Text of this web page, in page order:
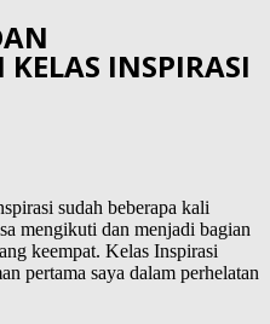
INSPIRASI
sudah beberapa kali
mengikuti dan menjadi bagian
keempat. Kelas Inspirasi
pertama saya dalam perhelatan